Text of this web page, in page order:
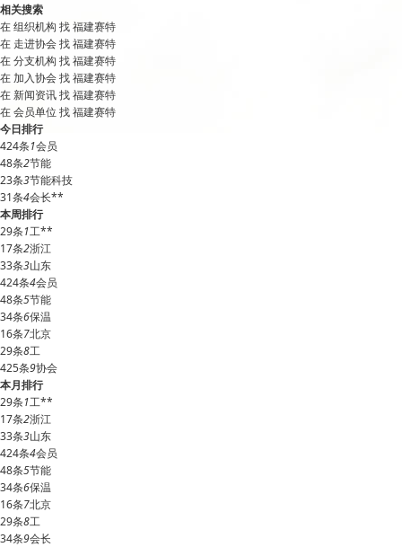
相关搜索
在组织机构 找 福建赛特
在 走进协会找 福建赛特
在分支机构 找 福建赛特
在加入协会找 福建赛特
在新闻资讯找 福建赛特
在会员单位 找 福建赛特
今日排行
424条1会员
48条2节能
23条3节能科技
31条4会长**
本周排行
29条1工**
17条2浙江
33条3山东
424条4会员
48条5节能
34条6保温
16条7北京
29条8工
425条9协会
本月排行
29条1工**
17条2浙江
33条3山东
424条4会员
48条5节能
34条6保温
16条7北京
29条8工
34条9会长